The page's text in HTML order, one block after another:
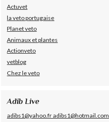
Actuvet
la veto portugaise
Planet veto
Animaux et plantes
Actionveto
vetblog
Chez le veto
Adib Live
adibs1@yahoo.fr adibs1@hotmail.com